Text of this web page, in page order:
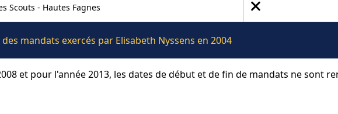
Scouts - Hautes Fagnes
mandats exercés par Elisabeth Nyssens en 2004
et pour l'année 2013, les dates de début et de fin de mandats ne sont